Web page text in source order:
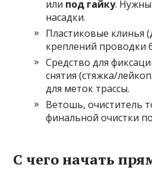
или под гайку.
насадки.
Пластиковые клинья
креплений проводки
Средство для
снятия (стяжка/
для меток трассы.
Ветошь, очиститель
финальной очистки
С чего начать